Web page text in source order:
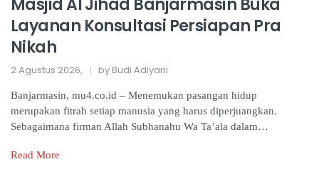
Masjid Al Jihad Banjarmasin Buka
Layanan Konsultasi Persiapan Pra
Nikah
2 Agustus 2026, by Budi Adiyani
Banjarmasin, mu4.co.id – Menemukan pasangan hidup
merupakan fitrah setiap manusia yang harus diperjuangkan.
Sebagaimana firman Allah Subhanahu Wa Ta’ala dalam…
Read More